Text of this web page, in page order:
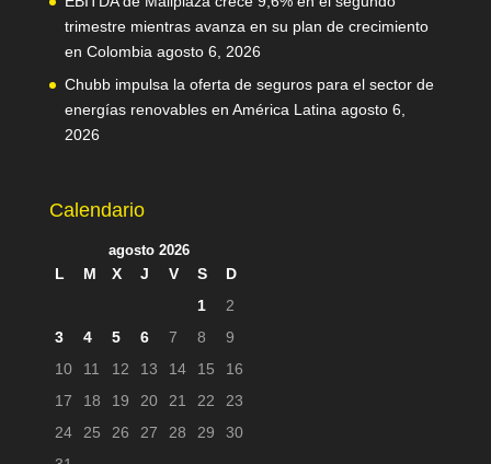
trimestre mientras avanza en su plan de crecimiento
en Colombia agosto 6, 2026
Chubb impulsa la oferta de seguros para el sector de
energías renovables en América Latina agosto 6,
2026
Calendario
agosto 2026
L M X J V S
D
1
2
3
4 5 6 7 8
9
10
11 12 13 14 15
16
17
18 19 20 21 22
23
24
25 26 27 28 29
30